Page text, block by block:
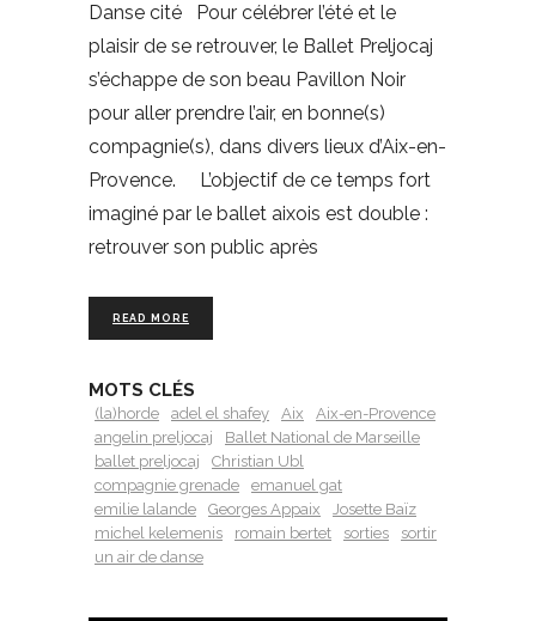
Danse cité Pour célébrer l’été et le
plaisir de se retrouver, le Ballet Preljocaj
s’échappe de son beau Pavillon Noir
pour aller prendre l’air, en bonne(s)
compagnie(s), dans divers lieux d’Aix-en-
Provence. L’objectif de ce temps fort
imaginé par le ballet aixois est double :
retrouver son public après
READ MORE
MOTS CLÉS
(la)horde adel el shafey Aix
Aix-en-Provence
angelin preljocaj
Ballet National de Marseille
ballet preljocaj
Christian Ubl
compagnie grenade
emanuel gat
emilie lalande
Georges Appaix
Josette Baïz
michel kelemenis
romain bertet sorties
sortir
un air de danse